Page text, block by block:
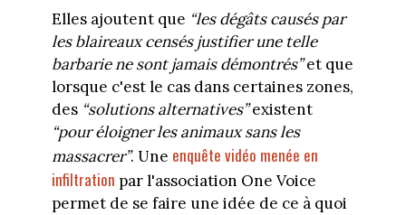
Elles ajoutent que “les dégâts causés par
les blaireaux censés justifier une telle
barbarie ne sont jamais démontrés”et que
lorsque c'est le cas dans certaines zones,
des“solutions alternatives”existent
“pour éloigner les animaux sans les
massacrer”. Une enquête vidéo menée en
infiltration par l'association One Voice
permet de se faire une idée de ce à quoi